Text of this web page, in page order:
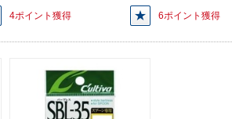
4ポイント獲得 6ポイント獲得